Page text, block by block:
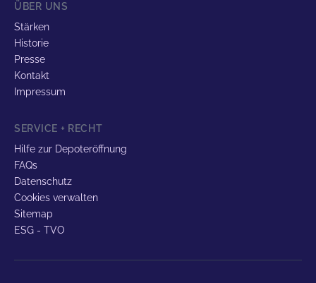
ÜBER UNS
Stärken
Historie
Presse
Kontakt
Impressum
SERVICE + RECHT
Hilfe zur Depoteröffnung
FAQs
Datenschutz
Cookies verwalten
Sitemap
ESG - TVO